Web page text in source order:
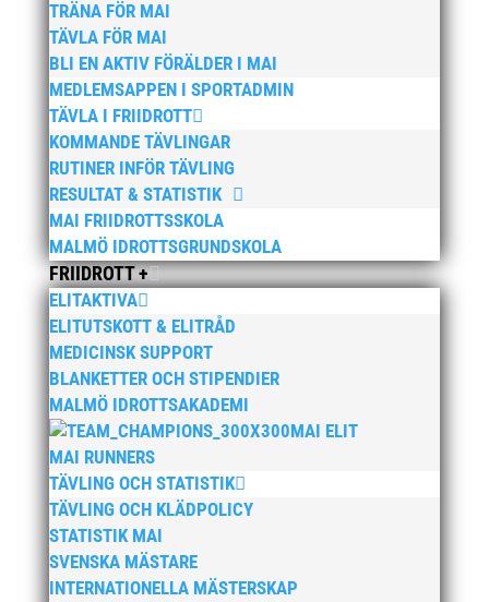
TRÄNA FÖR MAI
TÄVLA FÖR MAI
BLI EN AKTIV FÖRÄLDER I MAI
MEDLEMSAPPEN I SPORTADMIN
TÄVLA I FRIIDROTT
KOMMANDE TÄVLINGAR
RUTINER INFÖR TÄVLING
RESULTAT & STATISTIK
MAI FRIIDROTTSSKOLA
MALMÖ IDROTTSGRUNDSKOLA
FRIIDROTT +
ELITAKTIVA
ELITUTSKOTT & ELITRÅD
MEDICINSK SUPPORT
BLANKETTER OCH STIPENDIER
MALMÖ IDROTTSAKADEMI
MAI ELIT
MAI RUNNERS
TÄVLING OCH STATISTIK
TÄVLING OCH KLÄDPOLICY
STATISTIK MAI
SVENSKA MÄSTARE
INTERNATIONELLA MÄSTERSKAP
januari, 2026
Lasse Johnssons livsgärning hyllad på Friidrottsgalan
28 januari, 2026
maj 2026
april 2026
januari 2026
december 2025
november 2025
oktober 2025
augusti 2025
juli 2025
april 2025
mars 2025
januari 2025
oktober 2024
september 2024
augusti 2024
juni 2024